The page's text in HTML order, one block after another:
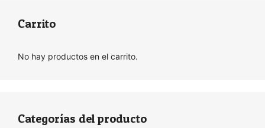
Carrito
No hay productos en el carrito.
Categorías del producto